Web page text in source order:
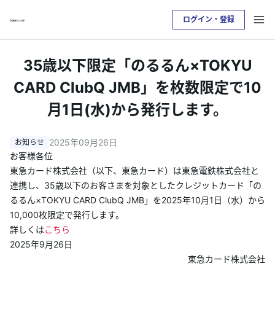
ログイン・登録
お支払い明細を確認したい方は
クレジットサービスへログインが必要です
ログイン・登録
トップ
カードをつくる
TOKYU POINTについて
35歳以下限定「のるるん×TOKYU
CARD ClubQ JMB」を枚数限定で10
月1日(水)から発行します。
2025年09月26日
お客様各位
東急カード株式会社（以下、東急カード）は東急電鉄株式会社と
連携し、35歳以下のお客さまを対象としたクレジットカード「の
るるん×TOKYU CARD ClubQ JMB」を2025年10月1日（水）から
10,000枚限定で発行します。
詳しくはこちら
2025年9月26日
東急カード株式会社